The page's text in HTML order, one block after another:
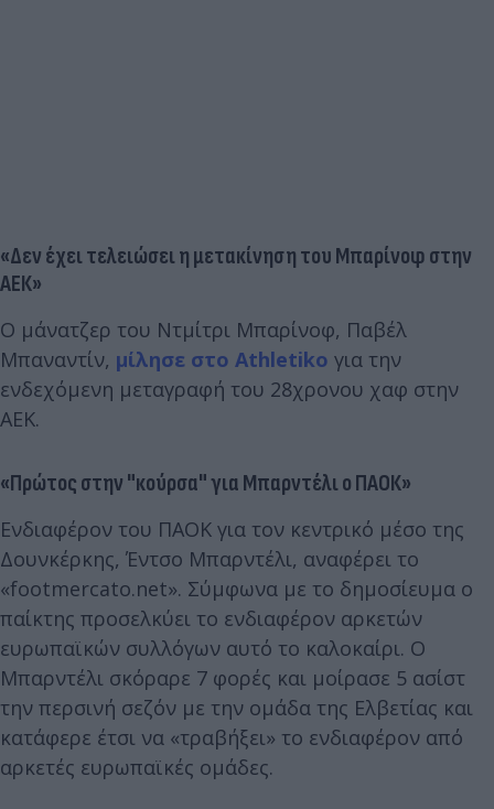
«Δεν έχει τελειώσει η μετακίνηση του Μπαρίνοφ στην
ΑΕΚ»
Ο μάνατζερ του Ντμίτρι Μπαρίνοφ, Παβέλ
Μπαναντίν, μίλησε στο Athletiko για την
ενδεχόμενη μεταγραφή του 28χρονου χαφ στην
ΑΕΚ.
«Πρώτος στην "κούρσα" για Μπαρντέλι ο ΠΑΟΚ»
Ενδιαφέρον του ΠΑΟΚ για τον κεντρικό μέσο της
Δουνκέρκης, Έντσο Μπαρντέλι, αναφέρει το
«footmercato.net». Σύμφωνα με το δημοσίευμα ο
παίκτης προσελκύει το ενδιαφέρον αρκετών
ευρωπαϊκών συλλόγων αυτό το καλοκαίρι. Ο
Μπαρντέλι σκόραρε 7 φορές και μοίρασε 5 ασίστ
την περσινή σεζόν με την ομάδα της Ελβετίας και
κατάφερε έτσι να «τραβήξει» το ενδιαφέρον από
αρκετές ευρωπαϊκές ομάδες.